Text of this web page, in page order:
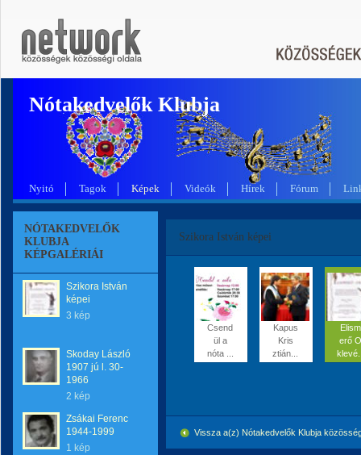
Nótakedvelők Klubja
Nyitó Tagok Képek Videók Hírek Fórum
NÓTAKEDVELŐK
KLUBJA
KÉPGALÉRIÁI
Szikora István
képei
3 kép
Skoday László
1907 jú l. 30-
1966
2 kép
Zsákai Ferenc
1944-1999
1 kép
Szikora István képei
Csend
ül a
nóta ...
Kapus
Kris
ztián...
Elism
erő O
Vissza a(z) Nótakedvelők Klubja